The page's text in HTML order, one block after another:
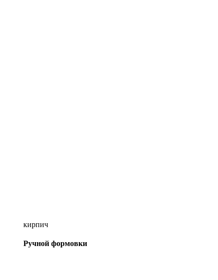
кирпич
Ручной формовки